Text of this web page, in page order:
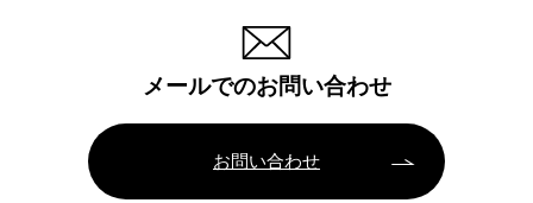
メールでのお問い合わせ
お問い合わせ